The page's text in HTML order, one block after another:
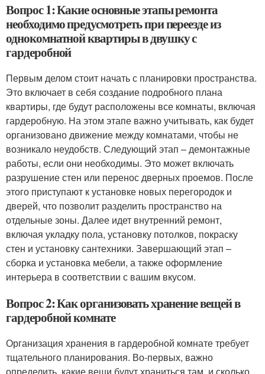
Вопрос 1: Какие основные этапы ремонта
необходимо предусмотреть при переезде из
однокомнатной квартиры в двушку с
гардеробной
Первым делом стоит начать с планировки пространства.
Это включает в себя создание подробного плана
квартиры, где будут расположены все комнаты, включая
гардеробную. На этом этапе важно учитывать, как будет
организовано движение между комнатами, чтобы не
возникало неудобств. Следующий этап – демонтажные
работы, если они необходимы. Это может включать
разрушение стен или перенос дверных проемов. После
этого приступают к установке новых перегородок и
дверей, что позволит разделить пространство на
отдельные зоны. Далее идет внутренний ремонт,
включая укладку пола, установку потолков, покраску
стен и установку сантехники. Завершающий этап –
сборка и установка мебели, а также оформление
интерьера в соответствии с вашим вкусом.
Вопрос 2: Как организовать хранение вещей в
гардеробной комнате
Организация хранения в гардеробной комнате требует
тщательного планирования. Во-первых, важно